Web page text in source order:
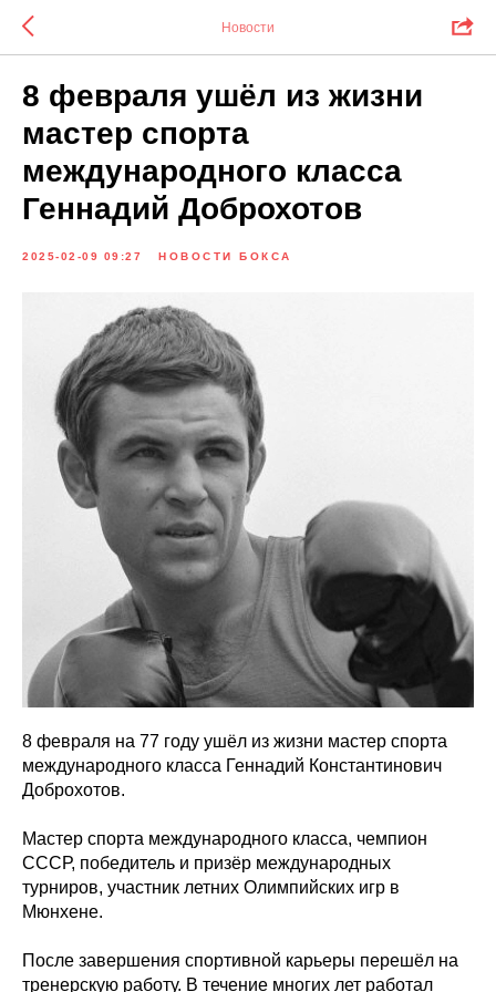
Новости
8 февраля ушёл из жизни
мастер спорта
международного класса
Геннадий Доброхотов
2025-02-09 09:27 НОВОСТИ БОКСА
8 февраля на 77 году ушёл из жизни мастер спорта
международного класса Геннадий Константинович
Доброхотов.
Мастер спорта международного класса, чемпион
СССР, победитель и призёр международных
турниров, участник летних Олимпийских игр в
Мюнхене.
После завершения спортивной карьеры перешёл на
тренерскую работу. В течение многих лет работал